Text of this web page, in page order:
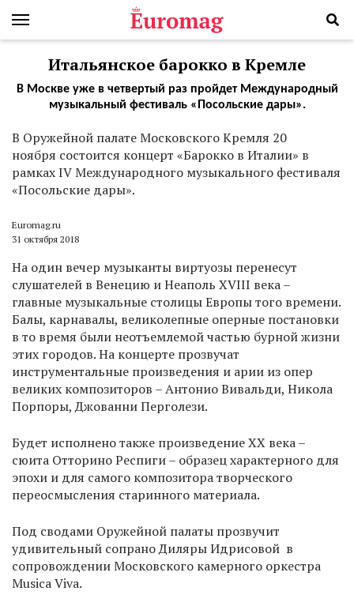
Итальянское барокко в Кремле
В Москве уже в четвертый раз пройдет Международный
музыкальный фестиваль «Посольские дары».
В Оружейной палате Московского Кремля 20
ноября состоится концерт «Барокко в Италии» в
рамках IV Международного музыкального фестиваля
«Посольские дары».
Euromag.ru
31 октября 2018
На один вечер музыканты виртуозы перенесут
слушателей в Венецию и Неаполь XVIII века –
главные музыкальные столицы Европы того времени.
Балы, карнавалы, великолепные оперные постановки
в то время были неотъемлемой частью бурной жизни
этих городов. На концерте прозвучат
инструментальные произведения и арии из опер
великих композиторов – Антонио Вивальди, Никола
Порпоры, Джованни Перголези.
Будет исполнено также произведение XX века –
сюита Отторино Респиги – образец характерного для
эпохи и для самого композитора творческого
переосмысления старинного материала.
Под сводами Оружейной палаты прозвучит
удивительный сопрано Диляры Идрисовой в
сопровождении Московского камерного оркестра
Musica Viva.